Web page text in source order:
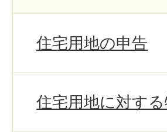
住宅用地の申告
住宅用地に対す